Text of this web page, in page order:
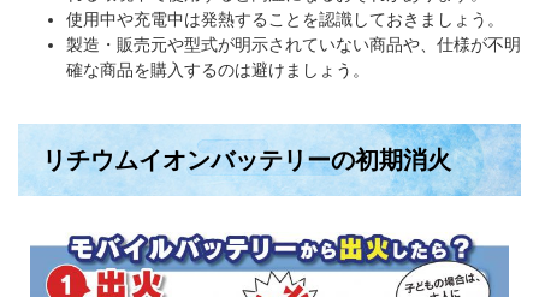
使用中や充電中は発熱することを認識しておきましょう。
製造・販売元や型式が明示されていない商品や、仕様が不明
確な商品を購入するのは避けましょう。
リチウムイオンバッテリーの初期消火